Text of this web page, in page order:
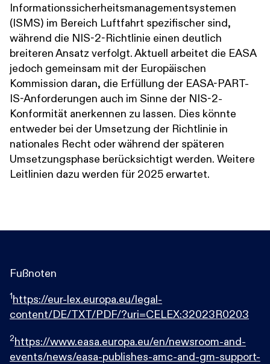
Informationssicherheitsmanagementsystemen
(ISMS) im Bereich Luftfahrt spezifischer sind,
während die NIS-2-Richtlinie einen deutlich
breiteren Ansatz verfolgt. Aktuell arbeitet die EASA
jedoch gemeinsam mit der Europäischen
Kommission daran, die Erfüllung der EASA-PART-
IS-Anforderungen auch im Sinne der NIS-2-
Konformität anerkennen zu lassen. Dies könnte
entweder bei der Umsetzung der Richtlinie in
nationales Recht oder während der späteren
Umsetzungsphase berücksichtigt werden. Weitere
Leitlinien dazu werden für 2025 erwartet.
Fußnoten
1https://eur-lex.europa.eu/legal-
content/DE/TXT/PDF/?uri=CELEX:32023R0203
2https://www.easa.europa.eu/en/newsroom-and-
events/news/easa-publishes-amc-and-gm-support-